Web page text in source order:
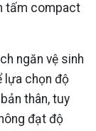
tấm compact
ngăn vệ sinh
lựa chọn độ
thân, tuy
đạt độ